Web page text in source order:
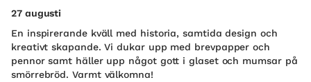
27 augusti
En inspirerande kväll med historia, samtida design och
kreativt skapande. Vi dukar upp med brevpapper och
pennor samt häller upp något gott i glaset och mumsar på
smörrebröd. Varmt välkomna!